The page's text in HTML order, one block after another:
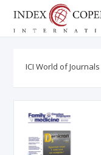
ICI World of Journals